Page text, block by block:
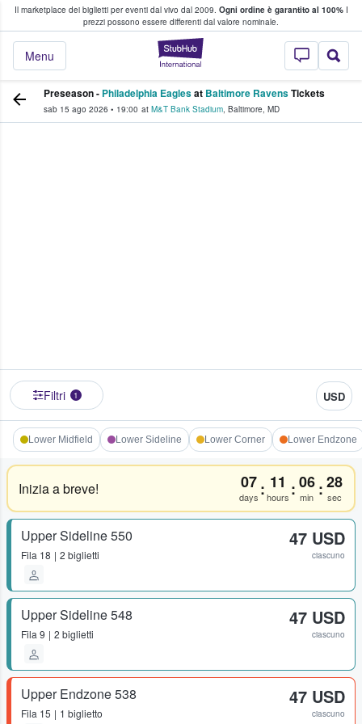
Il marketplace dei biglietti per eventi dal vivo dal 2009. Ogni ordine è garantito al 100%I
prezzi possono essere differenti dal valore nominale.
StubHub - Dove
Menu
fan comprano e vendono biglietti
Preseason - Philadelphia Eaglesat Baltimore RavensTickets
sab 15 ago 2026 • 19:00 at M&T Bank Stadium, Baltimore, MD
Filtri 1 USD
Lower Midfield Lower Sideline Lower Corner Lower Endzone
Inizia a breve! 07
days : 11
hours :06
min :28
sec
Upper Sideline 550
Fila 18 2 biglietti
47 USD
ciascuno
Upper Sideline 548
Fila 9 2 biglietti
47 USD
ciascuno
Upper Endzone 538
Fila 15 1 biglietto
47 USD
ciascuno